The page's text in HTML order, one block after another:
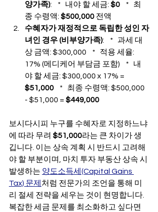
양가족):    *   내야 할 세금: $0
    *   최
종 수령액: $500,000 전액
수혜자가 재정적으로 독립한 성인 자
녀인 경우 (비부양가족):    *   과세 대
상 금액: $300,000    *   적용 세율:
17% (메디케어 부담금 포함)    *   내
야 할 세금: $300,000 x 17% =
$51,000
    *   최종 수령액: $500,000
- $51,000 = $449,000
보시다시피 누구를 수혜자로 지정하느냐
에 따라 무려 $51,000라는 큰 차이가 생
깁니다. 이는 상속 계획 시 반드시 고려해
야 할 부분이며, 마치 투자 부동산 상속 시
발생하는 양도소득세(Capital Gains
Tax) 문제 처럼 전문가의 조언을 통해 미
리 절세 전략을 세우는 것이 현명합니다.
복잡한 세금 문제를 최소화하고 싶다면